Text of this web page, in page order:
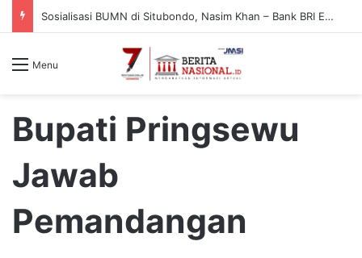
Sosialisasi BUMN di Situbondo, Nasim Khan – Bank BRI Edukasi Warga Cegah Penipuan Digital
Menu
Bupati Pringsewu
Jawab
Pemandangan